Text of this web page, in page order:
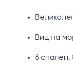
Вид на
6 спален,